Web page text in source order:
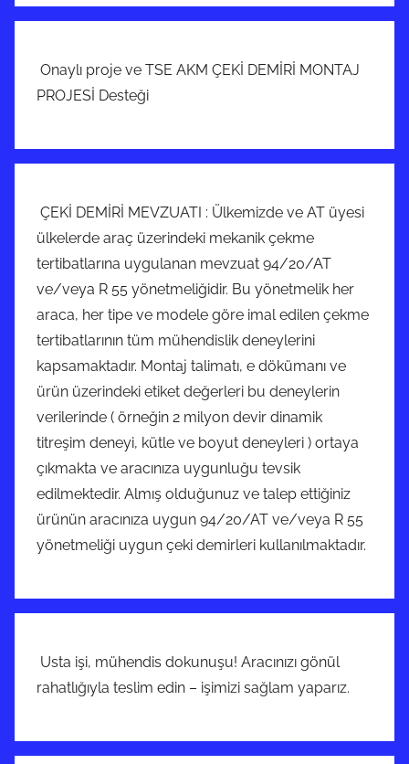
Onaylı proje ve TSE AKM ÇEKİ DEMİRİ MONTAJ
PROJESİ Desteği
ÇEKİ DEMİRİ MEVZUATI : Ülkemizde ve AT üyesi
ülkelerde araç üzerindeki mekanik çekme
tertibatlarına uygulanan mevzuat 94/20/AT
ve/veya R 55 yönetmeliğidir. Bu yönetmelik her
araca, her tipe ve modele göre imal edilen çekme
tertibatlarının tüm mühendislik deneylerini
kapsamaktadır. Montaj talimatı, e dökümanı ve
ürün üzerindeki etiket değerleri bu deneylerin
verilerinde ( örneğin 2 milyon devir dinamik
titreşim deneyi, kütle ve boyut deneyleri ) ortaya
çıkmakta ve aracınıza uygunluğu tevsik
edilmektedir. Almış olduğunuz ve talep ettiğiniz
ürünün aracınıza uygun 94/20/AT ve/veya R 55
yönetmeliği uygun çeki demirleri kullanılmaktadır.
Usta işi, mühendis dokunuşu! Aracınızı gönül
rahatlığıyla teslim edin – işimizi sağlam yaparız.